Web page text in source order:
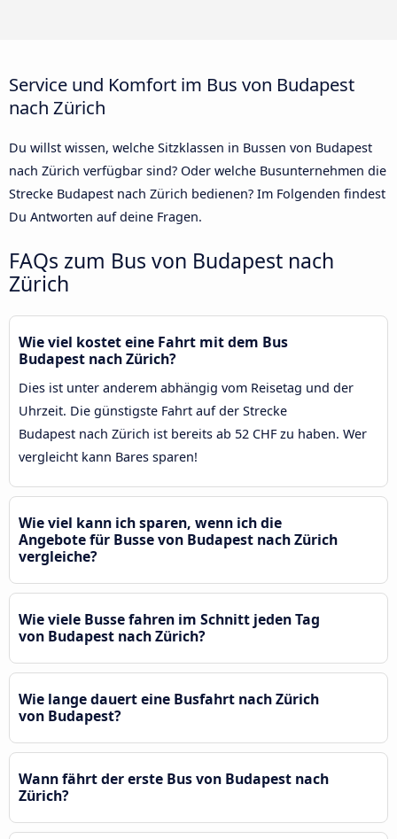
Service und Komfort im Bus von Budapest
nach Zürich
Du willst wissen, welche Sitzklassen in Bussen von Budapest
nach Zürich verfügbar sind? Oder welche Busunternehmen die
Strecke Budapest nach Zürich bedienen? Im Folgenden findest
Du Antworten auf deine Fragen.
FAQs zum Bus von Budapest nach
Zürich
Wie viel kostet eine Fahrt mit dem Bus
Budapest nach Zürich?
Dies ist unter anderem abhängig vom Reisetag und der
Uhrzeit. Die günstigste Fahrt auf der Strecke
Budapest nach Zürich ist bereits ab 52 CHF zu haben. Wer
vergleicht kann Bares sparen!
Wie viel kann ich sparen, wenn ich die
Angebote für Busse von Budapest nach Zürich
vergleiche?
Wie viele Busse fahren im Schnitt jeden Tag
von Budapest nach Zürich?
Wie lange dauert eine Busfahrt nach Zürich
von Budapest?
Wann fährt der erste Bus von Budapest nach
Zürich?